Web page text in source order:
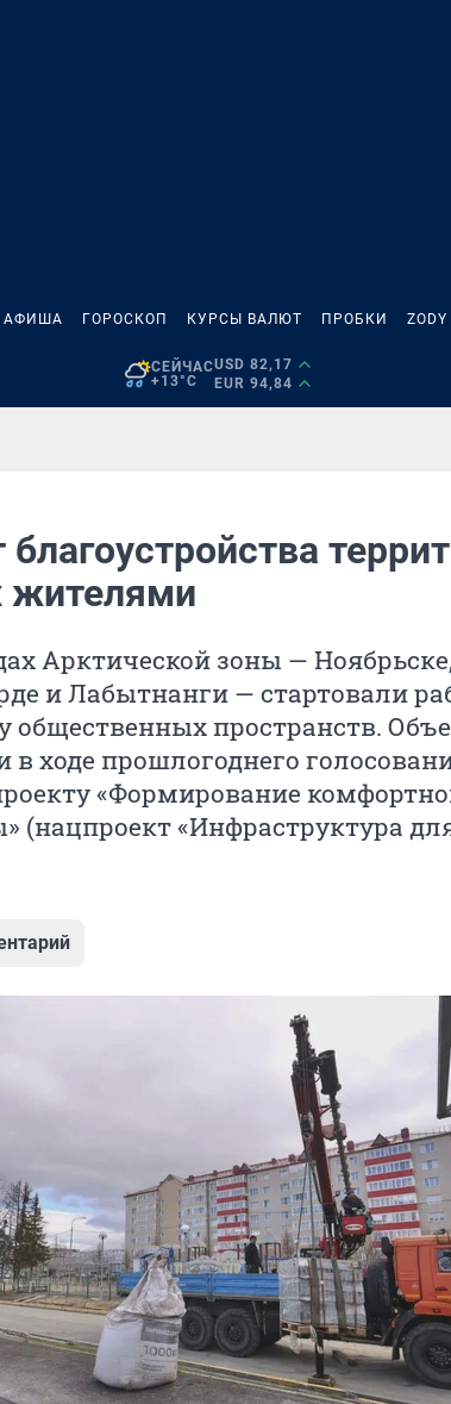
АФИША ГОРОСКОП КУРСЫ ВАЛЮТ ПРОБКИ ZODY
СЕЙЧАС
+13°C
USD 82,17
EUR 94,84
жителями
Арктической зоны —
и Лабытнанги — стартовали
общественных пространств.
ходе прошлогоднего
«Формирование
(нацпроект «Инфраструктура